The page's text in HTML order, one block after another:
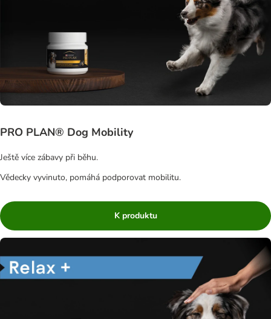
PRO PLAN® Dog Mobility
Ještě více zábavy při běhu.
Vědecky vyvinuto, pomáhá podporovat mobilitu.
K produktu